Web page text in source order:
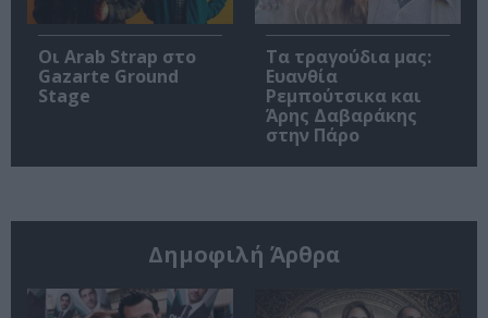
Οι Arab Strap στο
Gazarte Ground
Stage
Τα τραγούδια μας:
Ευανθία
Ρεμπούτσικα και
Άρης Δαβαράκης
στην Πάρο
Δημοφιλή Άρθρα